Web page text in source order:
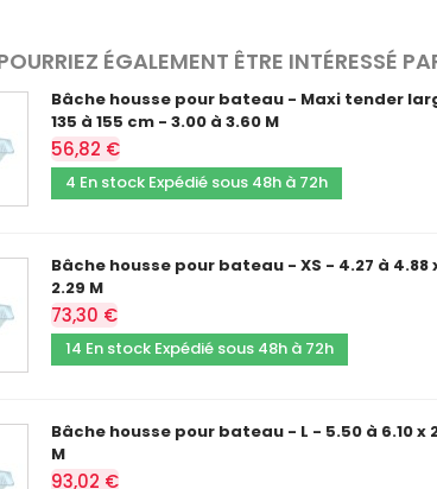
ÉGALEMENT ÊTRE INTÉRESSÉ
Bâche housse pour bateau - Maxi tender
135 à 155 cm - 3.00 à 3.60 M
56,82 €
4 En stock Expédié sous 48h à 72h
Bâche housse pour bateau - XS - 4.27 à 4.88
2.29 M
73,30 €
14 En stock Expédié sous 48h à 72h
Bâche housse pour bateau - L - 5.50 à 6.10 x
M
93,02 €